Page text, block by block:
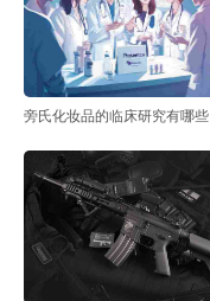
旁氏化妆品的临床研究有哪些